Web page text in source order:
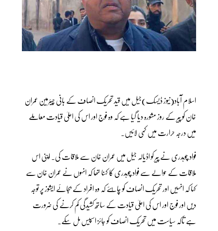
اسلام آباد(نیوز ڈیسک)جیل میں قید تحریک انصاف کے بانی چیئرمین عمران
خان کو پیر کے روز مشورہ دیا گیا ہے کہ وہ فوج اور اس کی اعلیٰ قیادت معاملے
میں درجہ حرارت میں کمی لائیں۔
فواد چوہدری نے پیر کو اڈیالہ جیل میں عمران خان سے ملاقات کی۔ اپنی اس
ملاقات کے حوالے سے فواد چوہدری کا کہنا تھا کہ انہوں نے عمران خان سے
کہا کہ انہیں اور تحریک انصاف کو چاہئے کہ وہ افراد کے بجائے ایشوز پر توجہ
دیں اور فوج اور اس کی اعلیٰ قیادت کے ساتھ کشیدگی کم کرنے کی ضرورت
ہے تاکہ سیاست میں تحریک انصاف کو جائز اسپیس مل سکے۔